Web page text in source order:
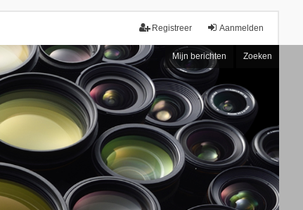
Aanmelden
Registreer
Mijn berichten Zoeken